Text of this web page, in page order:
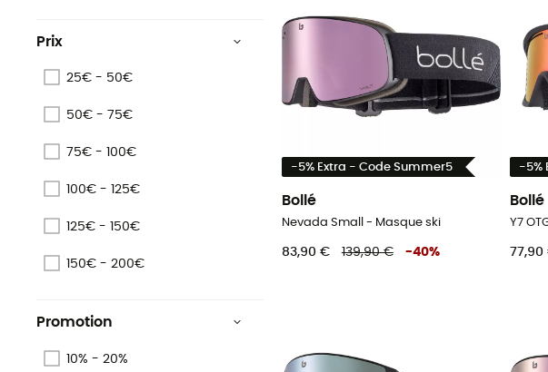
Prix
25€ - 50€
50€ - 75€
75€ - 100€
100€ - 125€
125€ - 150€
150€ - 200€
Promotion
10% - 20%
-5% Extra - Code Summer5
Bollé
Nevada Small - Masque ski
83,90 € 139,90 € -40%
-5%
Bollé
Y7
77,90